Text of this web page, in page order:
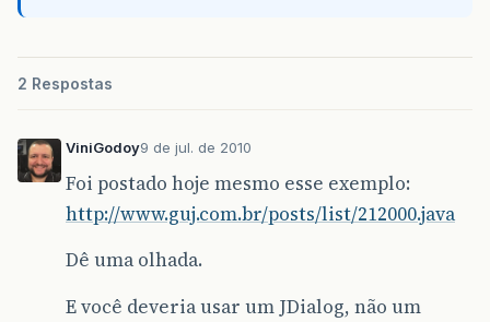
2 Respostas
ViniGodoy9 de jul. de 2010
Foi postado hoje mesmo esse exemplo:
http://www.guj.com.br/posts/list/212000.java
Dê uma olhada.
E você deveria usar um JDialog, não um